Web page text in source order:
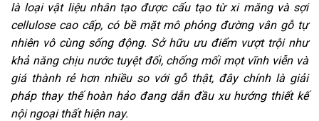
là loại vật liệu nhân tạo được cấu tạo từ xi măng và sợi
cellulose cao cấp, có bề mặt mô phỏng đường vân gỗ tự
nhiên vô cùng sống động. Sở hữu ưu điểm vượt trội như
khả năng chịu nước tuyệt đối, chống mối mọt vĩnh viễn và
giá thành rẻ hơn nhiều so với gỗ thật, đây chính là giải
pháp thay thế hoàn hảo đang dẫn đầu xu hướng thiết kế
nội ngoại thất hiện nay.